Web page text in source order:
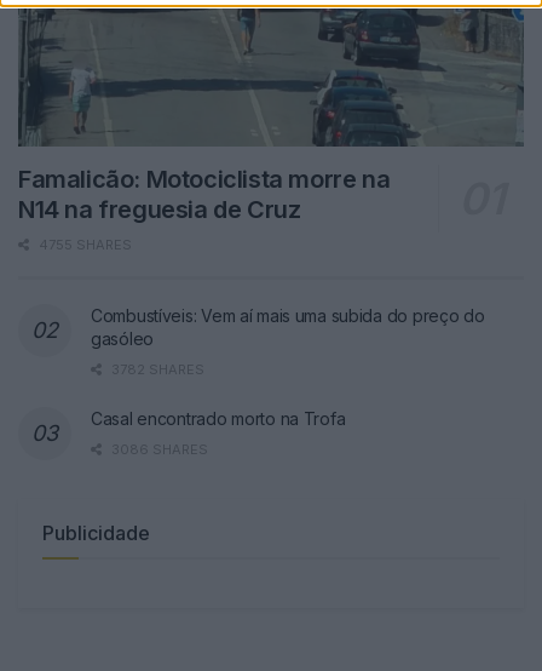
Famalicão: Motociclista morre na
N14 na freguesia de Cruz
4755 SHARES
Combustíveis: Vem aí mais uma subida do preço do
gasóleo
3782 SHARES
Casal encontrado morto na Trofa
3086 SHARES
Publicidade